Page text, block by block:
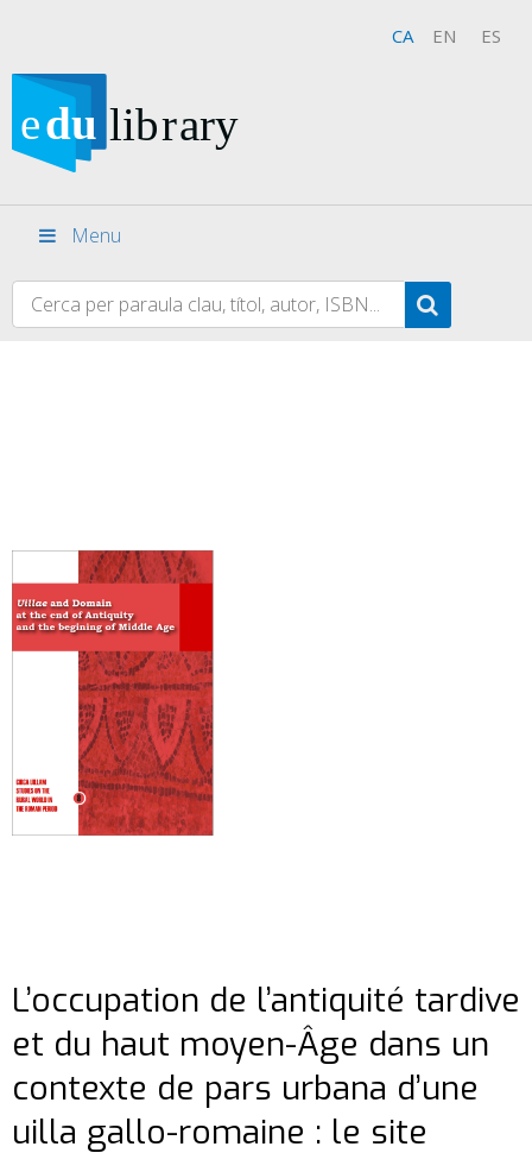
CA EN ES
Menu
L’occupation de l’antiquité tardive
et du haut moyen-Âge dans un
contexte de pars urbana d’une
uilla gallo-romaine : le site